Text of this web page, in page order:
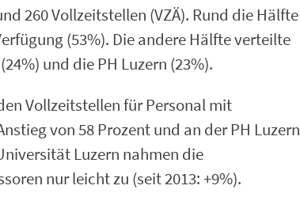
260 Vollzeitstellen (VZÄ). Rund die Hälfte
(53%). Die andere Hälfte verteilte
und die PH Luzern (23%).
Vollzeitstellen für Personal mit
von 58 Prozent und an der PH Luzern
Luzern nahmen die
nur leicht zu (seit 2013: +9%).